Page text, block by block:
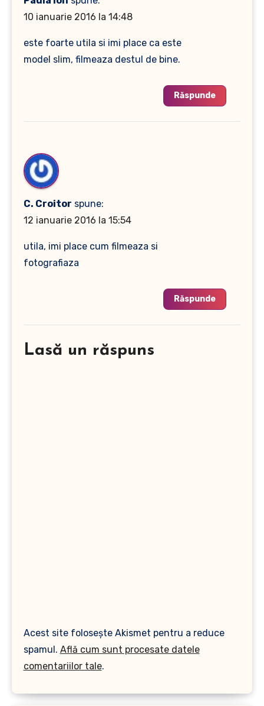
10 ianuarie 2016 la 14:48
este foarte utila si imi place ca este
model slim, filmeaza destul de bine.
Răspunde
C. Croitor spune:
12 ianuarie 2016 la 15:54
utila, imi place cum filmeaza si
fotografiaza
Răspunde
Lasă un răspuns
Acest site folosește Akismet pentru a reduce
spamul. Află cum sunt procesate datele
comentariilor tale.